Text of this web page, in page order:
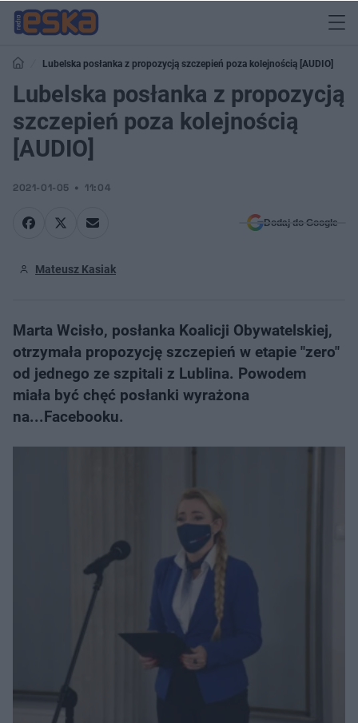
Lubelska posłanka z propozycją szczepień poza kolejnością [AUDIO]
Lubelska posłanka z propozycją
szczepień poza kolejnością
[AUDIO]
2021-01-05 11:04
Dodaj do Google
Mateusz Kasiak
Marta Wcisło, posłanka Koalicji Obywatelskiej,
otrzymała propozycję szczepień w etapie "zero"
od jednego ze szpitali z Lublina. Powodem
miała być chęć posłanki wyrażona
na...Facebooku.